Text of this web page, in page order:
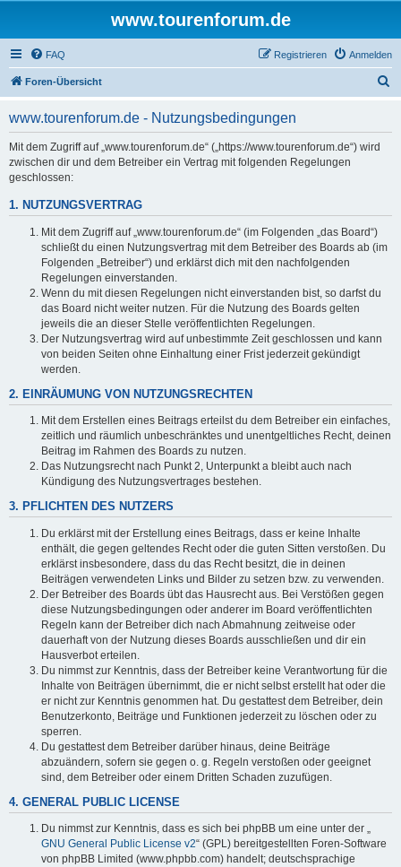
www.tourenforum.de
FAQ Anmelden
Registrieren
Foren-Übersicht
www.tourenforum.de - Nutzungsbedingungen
Mit dem Zugriff auf „www.tourenforum.de“ („https://www.tourenforum.de“) wird
zwischen dir und dem Betreiber ein Vertrag mit folgenden Regelungen
geschlossen:
1. NUTZUNGSVERTRAG
Mit dem Zugriff auf „www.tourenforum.de“ (im Folgenden „das Board“)
schließt du einen Nutzungsvertrag mit dem Betreiber des Boards ab (im
Folgenden „Betreiber“) und erklärst dich mit den nachfolgenden
Regelungen einverstanden.
Wenn du mit diesen Regelungen nicht einverstanden bist, so darfst du
das Board nicht weiter nutzen. Für die Nutzung des Boards gelten
jeweils die an dieser Stelle veröffentlichten Regelungen.
Der Nutzungsvertrag wird auf unbestimmte Zeit geschlossen und kann
von beiden Seiten ohne Einhaltung einer Frist jederzeit gekündigt
werden.
2. EINRÄUMUNG VON NUTZUNGSRECHTEN
Mit dem Erstellen eines Beitrags erteilst du dem Betreiber ein einfaches,
zeitlich und räumlich unbeschränktes und unentgeltliches Recht, deinen
Beitrag im Rahmen des Boards zu nutzen.
Das Nutzungsrecht nach Punkt 2, Unterpunkt a bleibt auch nach
Kündigung des Nutzungsvertrages bestehen.
3. PFLICHTEN DES NUTZERS
Du erklärst mit der Erstellung eines Beitrags, dass er keine Inhalte
enthält, die gegen geltendes Recht oder die guten Sitten verstoßen. Du
erklärst insbesondere, dass du das Recht besitzt, die in deinen
Beiträgen verwendeten Links und Bilder zu setzen bzw. zu verwenden.
Der Betreiber des Boards übt das Hausrecht aus. Bei Verstößen gegen
diese Nutzungsbedingungen oder anderer im Board veröffentlichten
Regeln kann der Betreiber dich nach Abmahnung zeitweise oder
dauerhaft von der Nutzung dieses Boards ausschließen und dir ein
Hausverbot erteilen.
Du nimmst zur Kenntnis, dass der Betreiber keine Verantwortung für die
Inhalte von Beiträgen übernimmt, die er nicht selbst erstellt hat oder die
er nicht zur Kenntnis genommen hat. Du gestattest dem Betreiber, dein
Benutzerkonto, Beiträge und Funktionen jederzeit zu löschen oder zu
sperren.
Du gestattest dem Betreiber darüber hinaus, deine Beiträge
abzuändern, sofern sie gegen o. g. Regeln verstoßen oder geeignet
sind, dem Betreiber oder einem Dritten Schaden zuzufügen.
4. GENERAL PUBLIC LICENSE
Du nimmst zur Kenntnis, dass es sich bei phpBB um eine unter der „
GNU General Public License v2“ (GPL) bereitgestellten Foren-Software
von phpBB Limited (www.phpbb.com) handelt; deutschsprachige